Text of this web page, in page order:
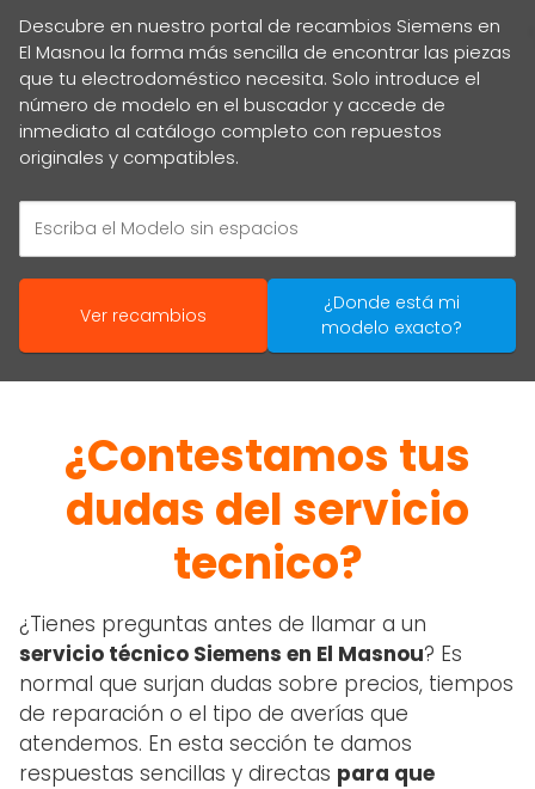
Descubre en nuestro portal de recambios Siemens en
El Masnou la forma más sencilla de encontrar las piezas
que tu electrodoméstico necesita. Solo introduce el
número de modelo en el buscador y accede de
inmediato al catálogo completo con repuestos
originales y compatibles.
Ver recambios
¿Donde está mi
modelo exacto?
¿Contestamos tus
dudas del servicio
tecnico?
¿Tienes preguntas antes de llamar a un
servicio técnico Siemens en El Masnou? Es
normal que surjan dudas sobre precios, tiempos
de reparación o el tipo de averías que
atendemos. En esta sección te damos
respuestas sencillas y directas para que